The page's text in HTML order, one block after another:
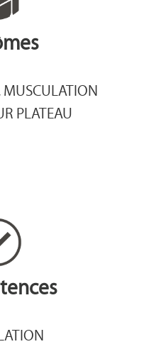
MUSCULATION
PLATEAU